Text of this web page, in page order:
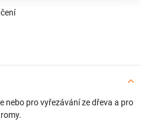
nebo pro vyřezávání ze dřeva a pro